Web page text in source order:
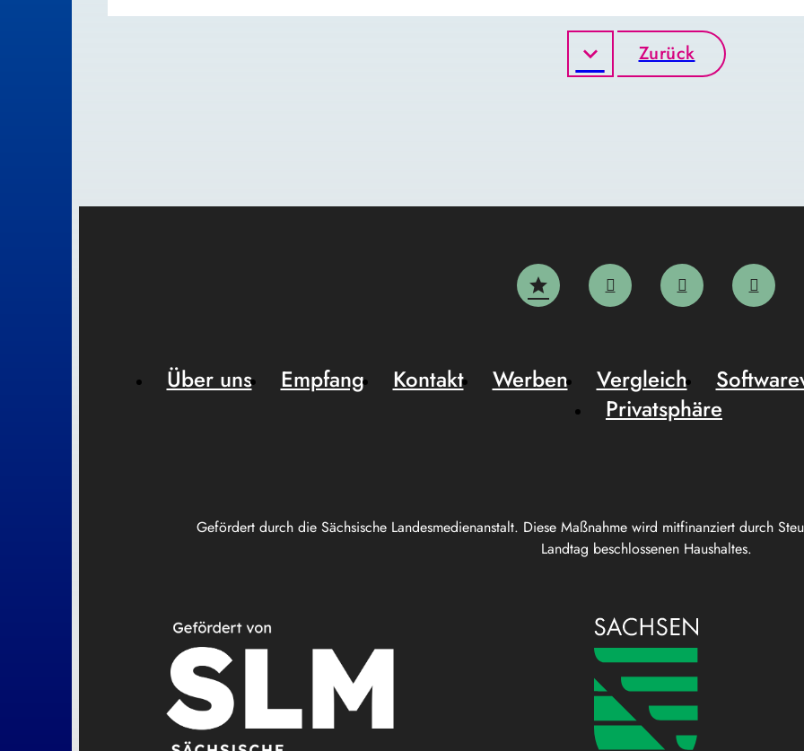
Zurück
Gefördert durch die Sächsische Landesmedienanstalt. Diese Maßnahme wird mitfinanziert durch
Landtag beschlossenen Haushaltes.
Über uns Empfang Kontakt Werben Vergleich
Privatsphäre